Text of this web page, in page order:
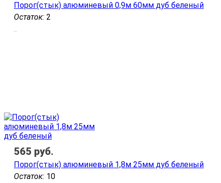
Остаток: 2
Порог(стык) алюминевый 0,9м 60мм дуб беленый
..
Остаток: 10
Порог(стык) алюминевый 1,8м 25мм дуб беленый
565 руб.